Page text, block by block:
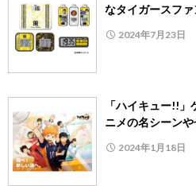
なタイガースファ
2024年7月23日
「ハイキュー!!
ニメの名シーン
2024年1月18日